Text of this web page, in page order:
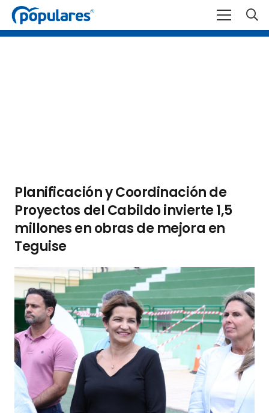
Planificación y Coordinación de
Proyectos del Cabildo invierte 1,5
millones en obras de mejora en
Teguise